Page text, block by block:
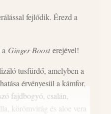
fejlődik. Érezd a
Ginger Boosterejével!
tusfürdő, amelyben a
érvényesül a kámfor,
fajdbogyó, csalán,
körömvirág és aloe vera